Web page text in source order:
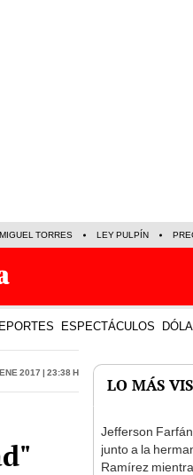
MIGUEL TORRES LEY PULPÍN
ESPECTÁCULOS
2017 | 23:38 h
LO MÁS
Jefferson
junto a la
Ramírez